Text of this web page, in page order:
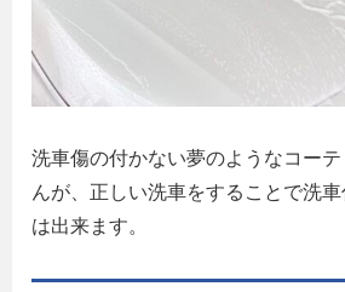
洗車傷の付かない夢のようなコー
んが、正しい洗車をすることで洗
は出来ます。